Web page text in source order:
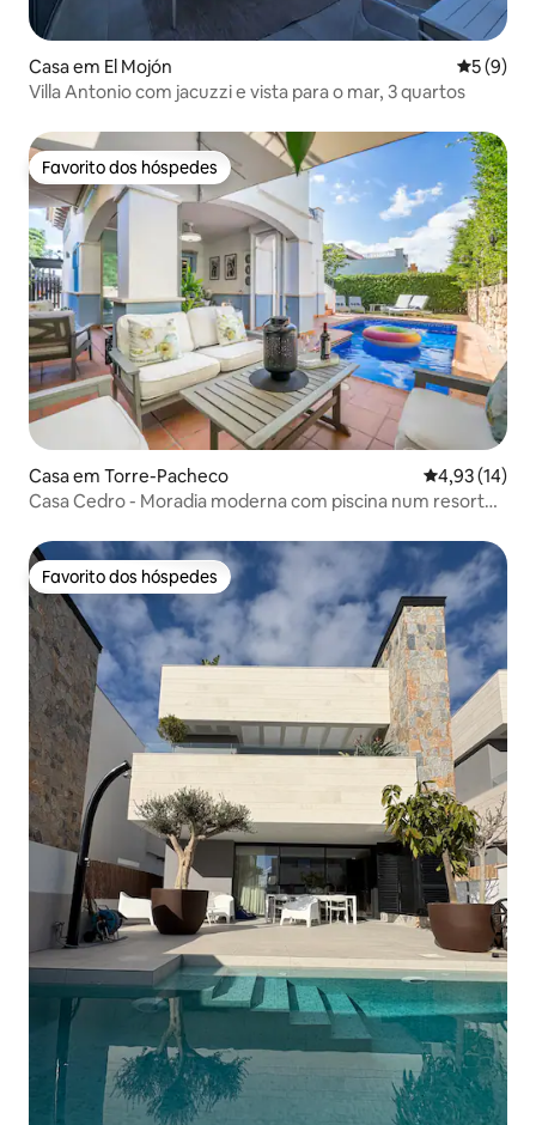
Casa em El Mojón
5 (9)
Villa Antonio com jacuzzi e vista para o mar, 3 quartos
Favorito dos hóspedes
Favorito dos hóspedes
Casa em Torre-Pacheco Classificação
4,93 (14)
Casa Cedro - Moradia moderna com piscina num resort
Favorito dos hóspedes
Favorito dos hóspedes